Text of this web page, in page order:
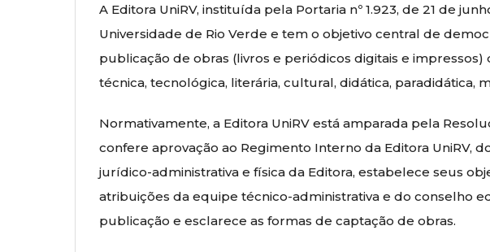
A Editora UniRV, instituída pela Portaria nº 1.923, de 21 de
Universidade de Rio Verde e tem o objetivo central de
publicação de obras (livros e periódicos digitais e
técnica, tecnológica, literária, cultural, didática, paradidática,
Normativamente, a Editora UniRV está amparada pela
confere aprovação ao Regimento Interno da Editora UniRV,
jurídico-administrativa e física da Editora, estabelece seus
atribuições da equipe técnico-administrativa e do conselho
publicação e esclarece as formas de captação de obras.